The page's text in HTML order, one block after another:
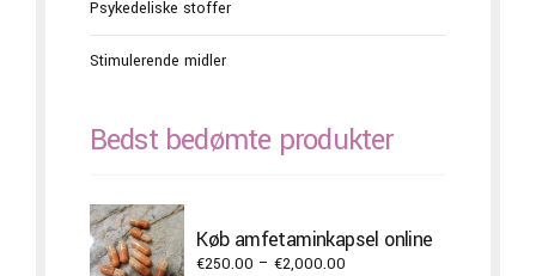
Psykedeliske stoffer
Stimulerende midler
Bedst bedømte produkter
Køb amfetaminkapsel online
€250.00 – €2,000.00